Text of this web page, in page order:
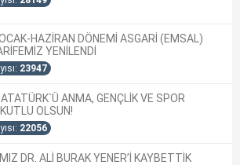
HAZİRAN DÖNEMİ ASGARİ (EMSAL)
YENİLENDİ
23947
ANMA, GENÇLİK VE SPOR
OLSUN!
22056
DR. ALİ BURAK YENER’İ KAYBETTİK